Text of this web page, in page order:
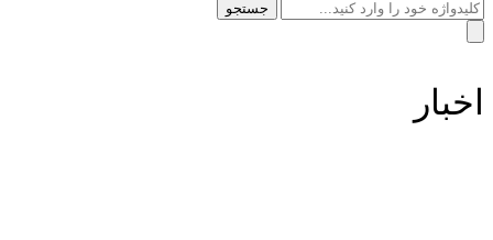
جستجو
اخبار